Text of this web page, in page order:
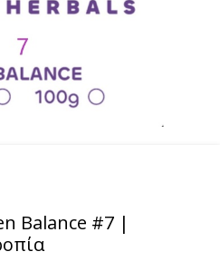
Balance #7 |